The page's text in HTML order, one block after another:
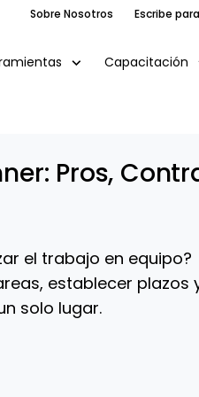
Sobre Nosotros Escribe
Capacitación
Pros,
el trabajo en equipo?
establecer plazos
solo lugar.